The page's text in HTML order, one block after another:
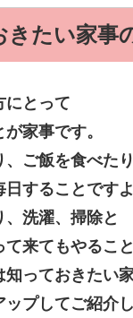
きたい家事
にとって
家事です。
、ご飯を食べた
することですよ
洗濯、掃除と
来てもやるこ
知っておきたい
ップしてご紹介